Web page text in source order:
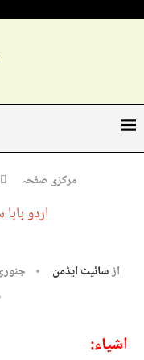
مرکزی صفحہ
اردو
ازسائیٹ ایڈمن جنوری 9,
اشیاء: